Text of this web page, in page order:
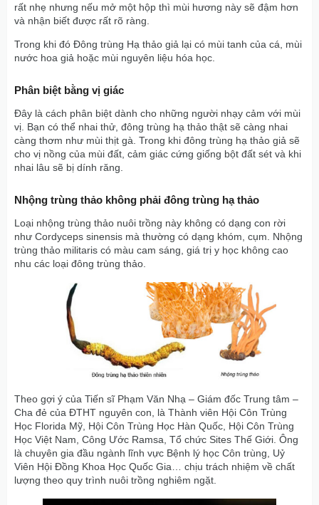
rất nhẹ nhưng nếu mở một hộp thì mùi hương này sẽ đậm hơn
và nhận biết được rất rõ ràng.
Trong khi đó Đông trùng Hạ thảo giả lại có mùi tanh của cá, mùi
nước hoa giả hoặc mùi nguyên liệu hóa học.
Phân biệt bằng vị giác
Đây là cách phân biệt dành cho những người nhạy cảm với mùi
vị. Bạn có thể nhai thử, đông trùng hạ thảo thật sẽ càng nhai
càng thơm như mùi thịt gà. Trong khi đông trùng hạ thảo giả sẽ
cho vị nồng của mùi đất, cảm giác cứng giống bột đất sét và khi
nhai lâu sẽ bị dính răng.
Nhộng trùng thảo không phải đông trùng hạ thảo
Loại nhộng trùng thảo nuôi trồng này không có dạng con rời
như Cordyceps sinensis mà thường có dạng khóm, cụm. Nhộng
trùng thảo militaris có màu cam sáng, giá trị y học không cao
nhu các loại đông trùng thảo.
Theo gợi ý của Tiến sĩ Phạm Văn Nhạ – Giám đốc Trung tâm –
Cha đẻ của ĐTHT nguyên con, là Thành viên Hội Côn Trùng
Học Florida Mỹ, Hội Côn Trùng Học Hàn Quốc, Hội Côn Trùng
Học Việt Nam, Công Ước Ramsa, Tổ chức Sites Thế Giới. Ông
là chuyên gia đầu ngành lĩnh vực Bệnh lý học Côn trùng, Uỷ
Viên Hội Đồng Khoa Học Quốc Gia… chịu trách nhiệm về chất
lượng theo quy trình nuôi trồng nghiêm ngặt.